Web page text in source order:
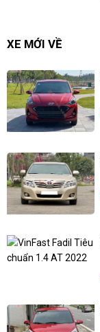
XE MỚI VỀ